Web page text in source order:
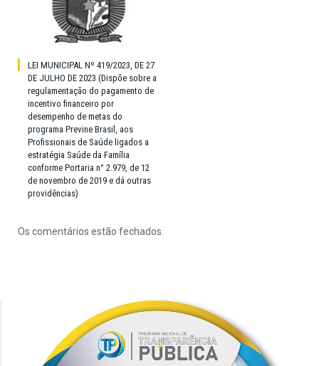
LEI MUNICIPAL Nº 419/2023, DE 27
DE JULHO DE 2023 (Dispõe sobre a
regulamentação do pagamento de
incentivo financeiro por
desempenho de metas do
programa Previne Brasil, aos
Profissionais de Saúde ligados a
estratégia Saúde da Família
conforme Portaria n° 2.979, de 12
de novembro de 2019 e dá outras
providências)
Os comentários estão fechados.